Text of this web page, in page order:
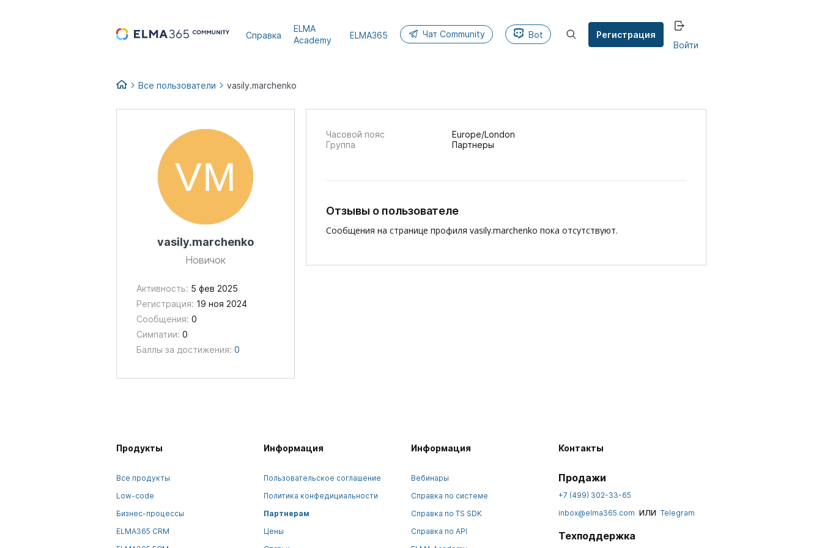
Справка
ELMA
Academy
ELMA365 Чат Community Bot
Регистрация
Войти
Все пользователи vasily.marchenko
vasily.marchenko
Новичок
Активность: 5 фев 2025
Регистрация: 19 ноя 2024
Сообщения: 0
Симпатии: 0
Баллы за достижения: 0
Часовой пояс
Europe/London
Группа
Партнеры
Отзывы о пользователе
Сообщения на странице профиля vasily.marchenko пока отсутствуют.
Продукты
Все продукты
Low-code
Бизнес-процессы
ELMA365 CRM
Информация
Пользовательское соглашение
Политика конфедициальности
Партнерам
Цены
Информация
Вебинары
Справка по системе
Справка по TS SDK
Справка по API
Контакты
Продажи
+7 (499) 302-33-65
inbox@elma365.com или Telegram
Техподдержка